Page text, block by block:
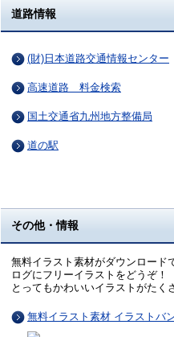
道路情報
(財)日本道路交通情報センター
高速道路 料金検索
国土交通省九州地方整備局
道の駅
その他・情報
無料イラスト素材がダウンロード
ログにフリーイラストをどうぞ！
とってもかわいいイラストがたく
無料イラスト素材 イラストバ